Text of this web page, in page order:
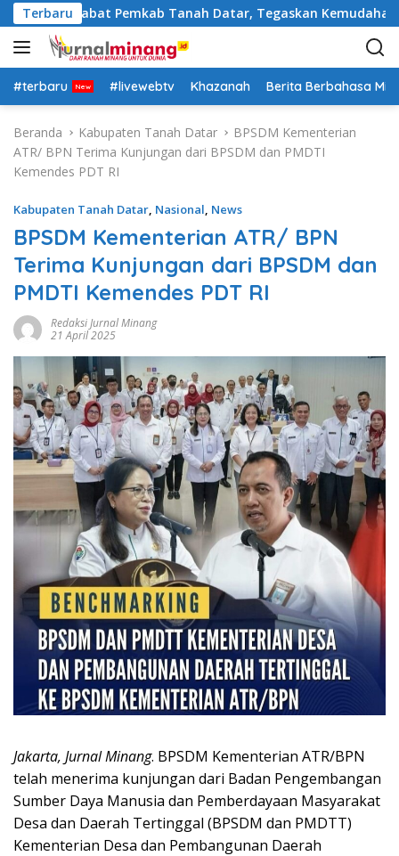
a
g
u
Terbaru
Pejabat Pemkab Tanah Datar, Tegaskan Kemudahan
#terbaru #livewebtv Khazanah Berita Berbahasa
Beranda Kabupaten Tanah Datar
BPSDM Kementerian
ATR/ BPN Terima Kunjungan dari BPSDM dan PMDTI
Kemendes PDT RI
Kabupaten Tanah Datar, Nasional, News
BPSDM Kementerian ATR/ BPN
Terima Kunjungan dari BPSDM dan
PMDTI Kemendes PDT RI
Redaksi Jurnal Minang
21 April 2025
Jakarta, Jurnal Minang. BPSDM Kementerian ATR/BPN
telah menerima kunjungan dari Badan Pengembangan
Sumber Daya Manusia dan Pemberdayaan Masyarakat
Desa dan Daerah Tertinggal (BPSDM dan PMDTT)
Kementerian Desa dan Pembangunan Daerah